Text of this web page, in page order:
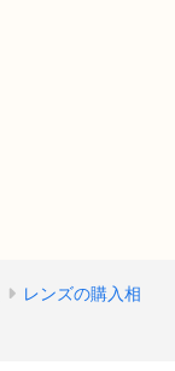
レンズの購入相